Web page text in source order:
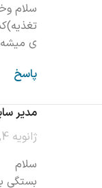
سلام
ی
پاسخ
مدیر
ژانویه 4, 2022 در 11:07 ق.ظ
سلام
بستگی